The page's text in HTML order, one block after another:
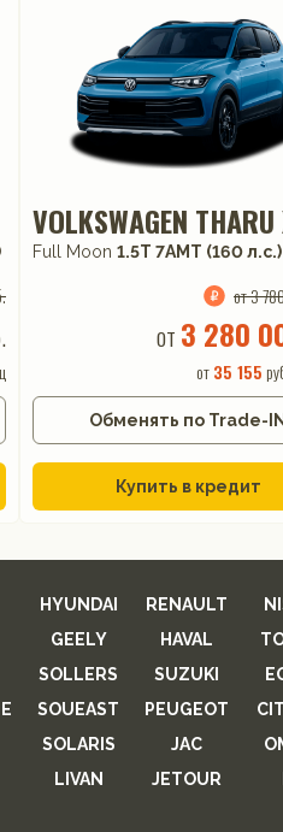
VOLKSWAGEN
Full Moon 1.5T 7AMT (160
от 3
от 3 280
от35 155
Обменять по Trade-IN
Купить в кредит
HYUNDAI RENAULT
GEELY
HAVAL
SOLLERS
SUZUKI
SOUEAST PEUGEOT
SOLARIS
JAC
LIVAN
JETOUR